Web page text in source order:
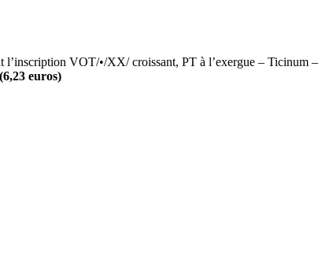
VOT/•/XX/ croissant, PT à l’exergue – Ticinum –
euros)